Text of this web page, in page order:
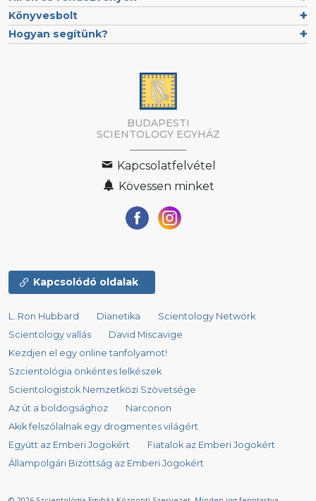
Könyvesbolt
Hogyan segítünk?
BUDAPESTI
SCIENTOLOGY EGYHÁZ
Kapcsolatfelvétel
Kövessen minket
Kapcsolódó oldalak
L. Ron Hubbard Dianetika
Scientology Network
Scientology vallás
David Miscavige
Kezdjen el egy online tanfolyamot!
Szcientológia önkéntes lelkészek
Scientologistok Nemzetközi Szövetsége
Az út a boldogsághoz
Narconon
Akik felszólalnak egy drogmentes világért
Együtt az Emberi Jogokért
Fiatalok az Emberi Jogokért
Állampolgári Bizottság az Emberi Jogokért